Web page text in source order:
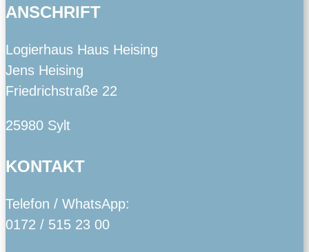
ANSCHRIFT
Logierhaus Haus Heising
Jens Heising
Friedrichstraße 22
25980 Sylt
KONTAKT
Telefon / WhatsApp:
0172 / 515 23 00